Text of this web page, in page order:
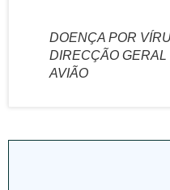
DOENÇA POR
DIRECÇÃO
AVIÃO